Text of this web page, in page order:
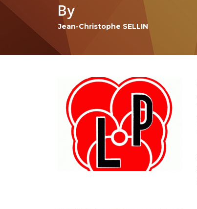
By
Jean-Christophe SELLIN